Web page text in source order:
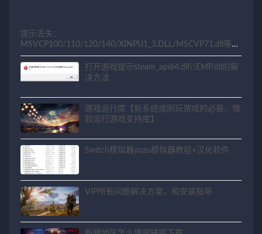
提示丢失：
MSVCP100/110/120/140/XINPU1_3.DLL/MSCVP71.dll等相
关问题解决方法
打开游戏提示steam_api64.dll\\EMP.dll的解
决方法
游戏运行库【新系统或刚玩游戏的必装、微
软运行游戏支持库】
Switch模拟器yuzu模拟器教程+汉化软件
VIP所有问题解决方案，和安装指导